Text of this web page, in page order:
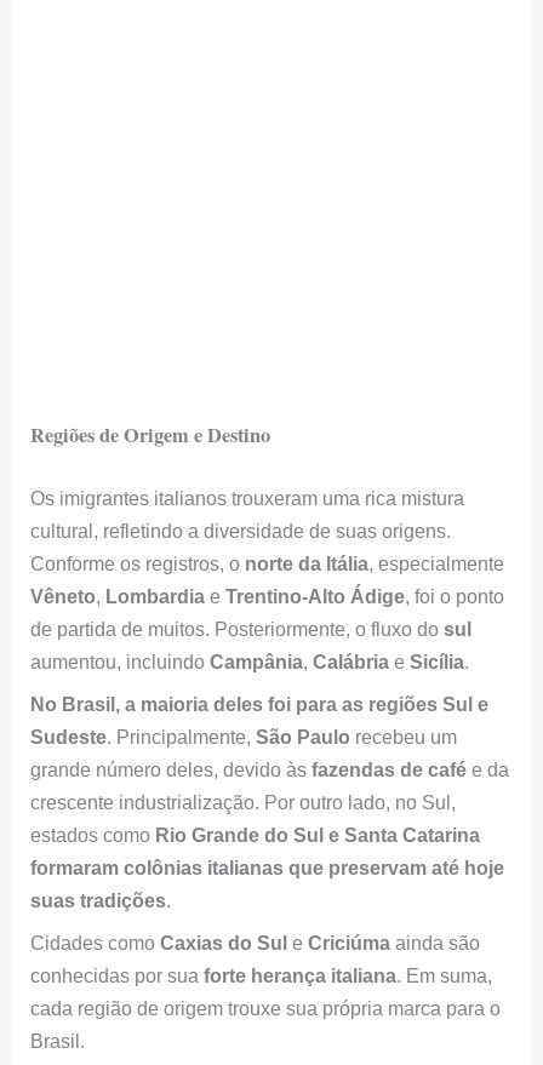
Os imigrantes italianos trouxeram uma rica mistura
Conforme os registros, onorte da Itália, especialmente
Vêneto,LombardiaeTrentino-Alto Ádige, foi o ponto
de partida de muitos. Posteriormente, o fluxo dosul
aumentou, incluindoCampânia,Calábriae Sicília.
No Brasil, a maioria deles foi para as regiões Sul e
grande número deles, devido àsfazendas de cafée da
crescente industrialização. Por outro lado, no Sul,
estados comoRio Grande do Sul e Santa Catarina
formaram colônias italianas que preservam até hoje
suas tradições.
Cidades como
cada região de origem trouxe sua própria marca para o
Brasil.
Contribuições dos Imigrantes Italianos